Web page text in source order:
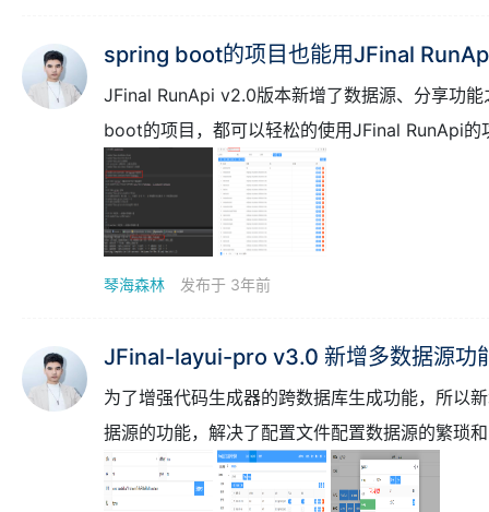
spring boot的项目也能用JFinal
JFinal RunApi v2.0版本新增了数据源、分享功
boot的项目，都可以轻松的使用JFinal RunApi
琴海森林 发布于 3年前
JFinal-layui-pro v3.0 新增多数据源功
为了增强代码生成器的跨数据库生成功能，所以
据源的功能，解决了配置文件配置数据源的繁琐
的存在，让开发效率更上一层